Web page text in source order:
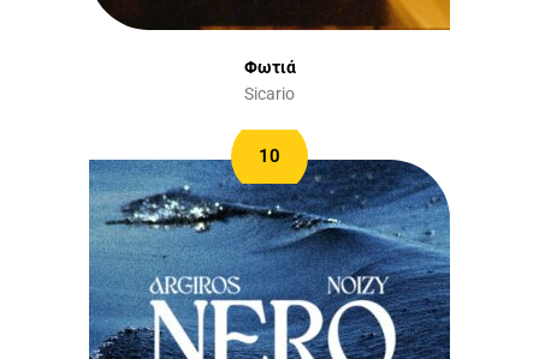
Φωτιά
Sicario
10